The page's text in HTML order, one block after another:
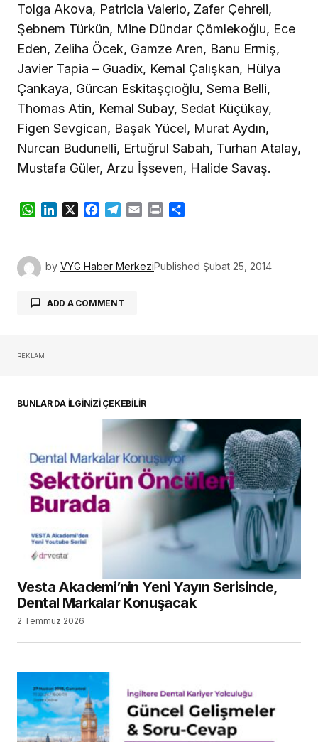
Tolga Akova, Patricia Valerio, Zafer Çehreli,
Şebnem Türkün, Mine Dündar Çömlekoğlu, Ece
Eden, Zeliha Öcek, Gamze Aren, Banu Ermiş,
Javier Tapia – Guadix, Kemal Çalışkan, Hülya
Çankaya, Gürcan Eskitaşçıoğlu, Sema Belli,
Thomas Atin, Kemal Subay, Sedat Küçükay,
Figen Sevgican, Başak Yücel, Murat Aydın,
Nurcan Budunelli, Ertuğrul Sabah, Turhan Atalay,
Mustafa Güler, Arzu İşseven, Halide Savaş.
WhatsApp
LinkedIn
X Facebook
Telegram
Email Print
by VYG Haber MerkeziPublished Şubat 25, 2014
ADD A COMMENT
REKLAM
BUNLAR DA İLGİNİZİ ÇEKEBİLİR
Vesta Akademi’nin Yeni Yayın Serisinde,
Dental Markalar Konuşacak
2 Temmuz 2026